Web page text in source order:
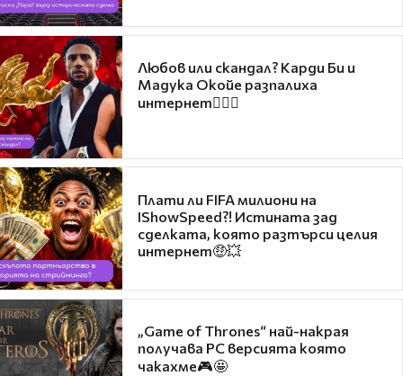
Любов или скандал? Карди Би и
Мадука Окойе разпалиха
интернет❤️‍🔥🔥
Плати ли FIFA милиони на
IShowSpeed?! Истината зад
сделката, която разтърси целия
интернет🤑💥
„Game of Thrones“ най-накрая
получава PC версията която
чакахме🎮🤩